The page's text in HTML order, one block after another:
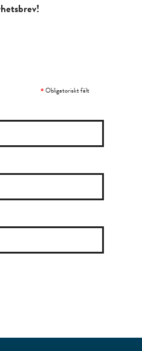
*Obligatoriskt fält